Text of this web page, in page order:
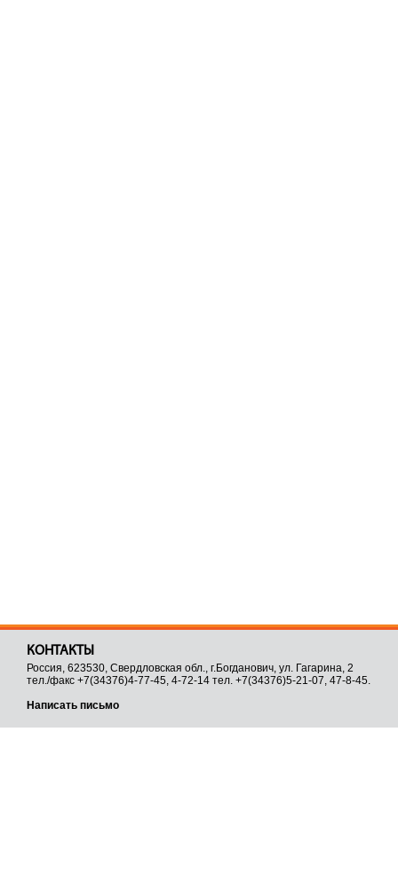
КОНТАКТЫ
Россия, 623530, Свердловская обл., г.Богданович, ул. Гагарина, 2
тел./факс +7(34376)4-77-45, 4-72-14 тел. +7(34376)5-21-07, 47-8-45.
Написать письмо